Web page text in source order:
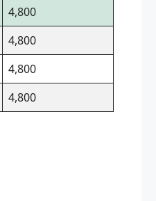
4,800
4,800
4,800
4,800